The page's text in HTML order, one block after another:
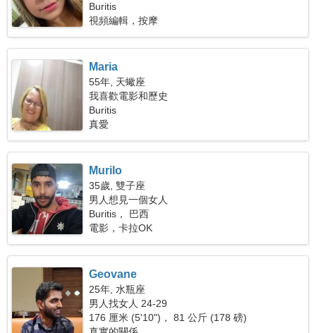
Buritis
視頻編輯，按摩
Maria
55年, 天蠍座
我喜歡電影和歷史
Buritis
真愛
Murilo
35歲, 雙子座
男人想見一個女人
Buritis， 巴西
電影，卡拉OK
Geovane
25年, 水瓶座
男人找女人 24-29
176 厘米 (5'10")， 81 公斤 (178 磅)